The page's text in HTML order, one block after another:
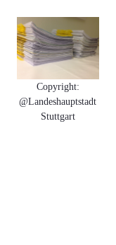
Copyright:
@Landeshauptstadt
Stuttgart